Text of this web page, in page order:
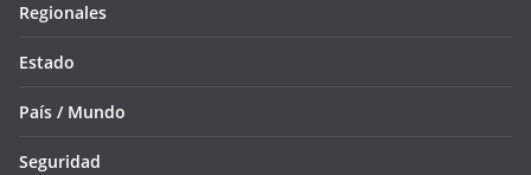
Regionales
Estado
País / Mundo
Seguridad